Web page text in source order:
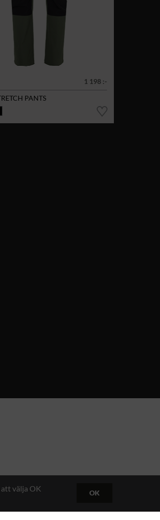
1 198 :-
PANTS
välja OK
OK